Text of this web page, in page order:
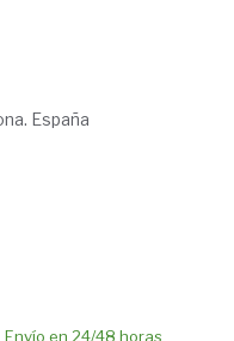
España
en 24/48 horas